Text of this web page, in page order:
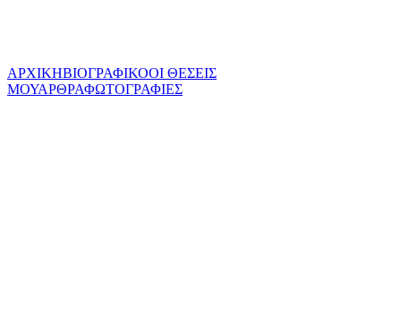
ΑΡΧΙΚΗΒΙΟΓΡΑΦΙΚΟΟΙ ΘΕΣΕΙΣ
ΜΟΥΑΡΘΡΑΦΩΤΟΓΡΑΦΙΕΣ